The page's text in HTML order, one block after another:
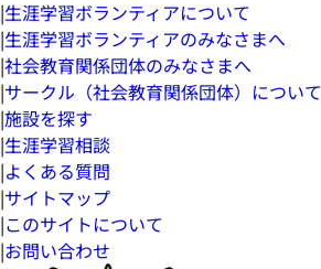
|生涯学習ボランティアについて
|生涯学習ボランティアのみなさまへ
|社会教育関係団体のみなさまへ
|サークル（社会教育関係団体）について
|施設を探す
|生涯学習相談
|よくある質問
|サイトマップ
|このサイトについて
|お問い合わせ